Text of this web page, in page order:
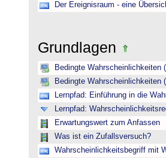
Der Ereignisraum - eine
Grundlagen
Bedingte Wahrscheinlichkeiten
Bedingte Wahrscheinlichkeiten
Lernpfad: Einführung in die
Lernpfad:
Erwartungswert zum Anfassen
Was ist ein Zufallsversuch?
Wahrscheinlichkeitsbegriff mit